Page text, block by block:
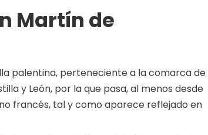
Martín de
palentina, perteneciente a la comarca de
y León, por la que pasa, al menos desde
francés, tal y como aparece reflejado en